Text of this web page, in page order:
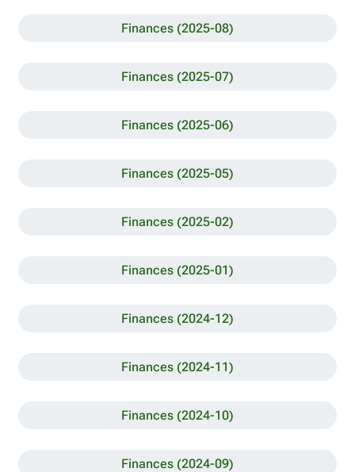
Finances (2025-08)
Finances (2025-07)
Finances (2025-06)
Finances (2025-05)
Finances (2025-02)
Finances (2025-01)
Finances (2024-12)
Finances (2024-11)
Finances (2024-10)
Finances (2024-09)